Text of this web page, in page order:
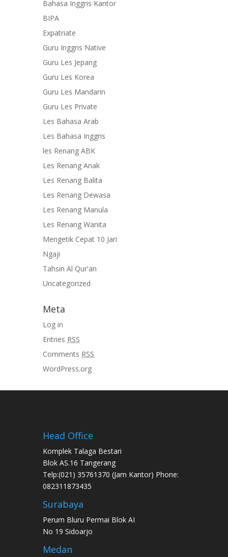
Bahasa Inggris Kantor
BIPA
Expatriate
Guru Inggris Native
Guru Les Jepang
Guru Les Korea
Guru Les Mandarin
Guru Les Private
Les Bahasa Arab
Les Bahasa Inggris
les Renang ABK
Les Renang Anak
Les Renang Balita
Les Renang Dewasa
Les Renang Manula
Les Renang Wanita
Mengetik Cepat 10 Jari
Ngaji
Tahsin Al Qur'an
Uncategorized
Meta
Log in
Entries RSS
Comments RSS
WordPress.org
Head Office
Komplek Talaga Bestari
Blok AS.16 Tangerang
Telp:(021) 35761370 (Jam Kantor) Phone:
082311873435
Surabaya
Perum Bluru Permai Blok AI
No 19 Sidoarjo
Medan